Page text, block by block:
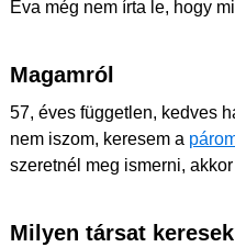
Éva még nem írta le, hogy
Magamról
57, éves független, kedves
nem iszom, keresem a
szeretnél meg ismerni,
Milyen társat